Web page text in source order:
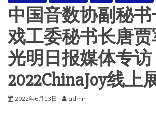
中国音数协副秘
戏工委秘书长唐
光明日报媒体专
2022ChinaJoy线上
2022年6月13日 admin